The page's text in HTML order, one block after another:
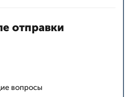
отправки
вопросы